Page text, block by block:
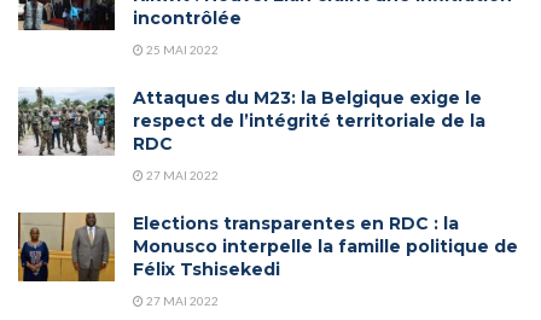
incontrôlée
25 MAI 2022
Attaques du M23: la Belgique exige le
respect de l’intégrité territoriale de la
RDC
27 MAI 2022
Elections transparentes en RDC : la
Monusco interpelle la famille politique de
Félix Tshisekedi
27 MAI 2022